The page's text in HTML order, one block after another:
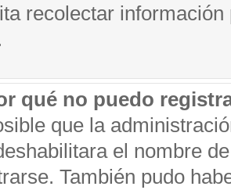
recolectar
qué no puedo
que la
el nombre
También pudo